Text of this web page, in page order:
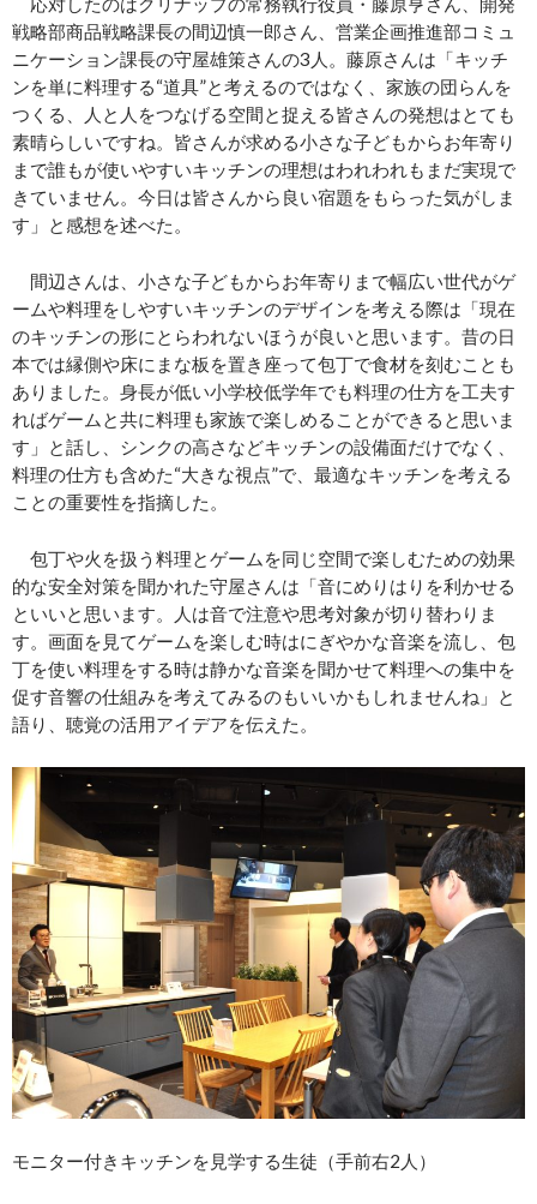
戦略部商品戦略課長の間辺慎一郎さん、営業企画推進部コミュ
ニケーション課長の守屋雄策さんの3人。藤原さんは「キッチ
ンを単に料理する“道具”と考えるのではなく、家族の団らんを
つくる、人と人をつなげる空間と捉える皆さんの発想はとても
素晴らしいですね。皆さんが求める小さな子どもからお年寄り
まで誰もが使いやすいキッチンの理想はわれわれもまだ実現で
きていません。今日は皆さんから良い宿題をもらった気がしま
す」と感想を述べた。
間辺さんは、小さな子どもからお年寄りまで幅広い世代がゲ
ームや料理をしやすいキッチンのデザインを考える際は「現在
のキッチンの形にとらわれないほうが良いと思います。昔の日
本では縁側や床にまな板を置き座って包丁で食材を刻むことも
ありました。身長が低い小学校低学年でも料理の仕方を工夫す
ればゲームと共に料理も家族で楽しめることができると思いま
す」と話し、シンクの高さなどキッチンの設備面だけでなく、
料理の仕方も含めた“大きな視点”で、最適なキッチンを考える
ことの重要性を指摘した。
包丁や火を扱う料理とゲームを同じ空間で楽しむための効果
的な安全対策を聞かれた守屋さんは「音にめりはりを利かせる
といいと思います。人は音で注意や思考対象が切り替わりま
す。画面を見てゲームを楽しむ時はにぎやかな音楽を流し、包
丁を使い料理をする時は静かな音楽を聞かせて料理への集中を
促す音響の仕組みを考えてみるのもいいかもしれませんね」と
語り、聴覚の活用アイデアを伝えた。
モニター付きキッチンを見学する生徒（手前右2人）